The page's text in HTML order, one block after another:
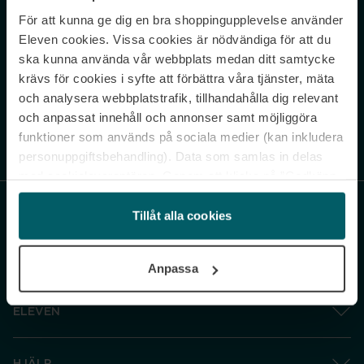
För att kunna ge dig en bra shoppingupplevelse använder
Eleven cookies. Vissa cookies är nödvändiga för att du
ska kunna använda vår webbplats medan ditt samtycke
krävs för cookies i syfte att förbättra våra tjänster, mäta
och analysera webbplatstrafik, tillhandahålla dig relevant
och anpassat innehåll och annonser samt möjliggöra
funktioner som används på sociala medier (kan inkludera
personuppgiftsbehandling). Data som samlas in delas
och gå vidare” accepterar du samtliga cookies medan du
under ”Inställningar” kan anpassa användningen av
cookies. Du kan återkalla ditt samtycke när som helst.
Tillåt alla cookies
Anpassa
Never miss a beat.
Sign up to our newsletter.
Genom att prenumerera accepterar du vår Integritetspolicy. Avprenumerera
ELEVEN